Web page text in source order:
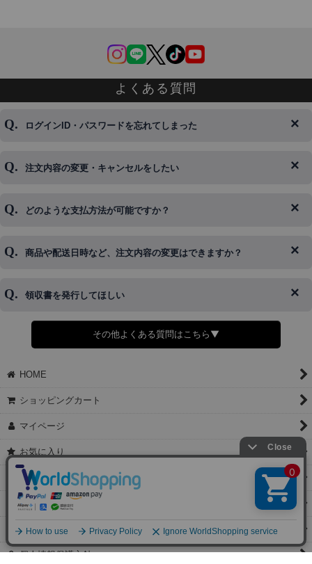
よくある質問
ログインID・パスワードを忘れてしまった
◆下記ページより、ログインIDの変更が可能です。
注文内容の変更・キャンセルをしたい
◆即日発送を行なっている関係上、午後以降のご連絡やキャンセル
※発送後、発送準備が完了しお手続きが間に合わない場合は変更、
どのような支払方法が可能ですか？
◆代金引換・クレジットカード・携帯キャリア決済・おねだり決
商品や配送日時など、注文内容の変更はできますか？
◆商品発送前の変更は承っております。
さい。
領収書を発行してほしい
◆領収書はご希望頂いた場合のみ発行しております。
【これからご注文する場合】
願いします。
②宛名（空欄は上様は不可）
【すでにご注文が完了している場合】
①お電話・メール・LINEにて領収書希望の連絡をお願い致します
②後日、郵送にて領収書を送らせて頂きます。
①マイページから購入履歴→購入内容→領収書発行を選択。
②後日、郵送にて領収書を送らせて頂きます。
その他よくある質問はこちら▼
HOME
ショッピングカート
マイページ
お気に入り
特定商取引法表示
ご利用案内
お問い合せ
個人情報保護方針